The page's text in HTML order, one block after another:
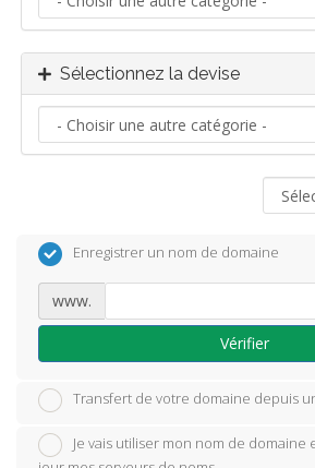
Sélectionnez la devise
Enregistrer un nom de domaine
www.
Vérifier
Transfert de votre domaine depuis
Je vais utiliser mon nom de domaine